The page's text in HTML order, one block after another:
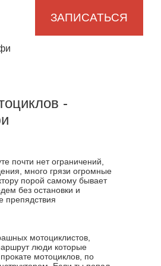
ЗАПИСАТЬСЯ
-
почти нет ограничений,
много грязи огромные
порой самому бывает
без остановки и
препядствия
мотоциклистов,
люди которые
мотоциклов, по